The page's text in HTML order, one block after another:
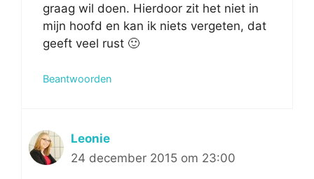
graag wil doen. Hierdoor zit het niet in
mijn hoofd en kan ik niets vergeten, dat
geeft veel rust 🙂
Beantwoorden
Leonie
24 december 2015 om 23:00